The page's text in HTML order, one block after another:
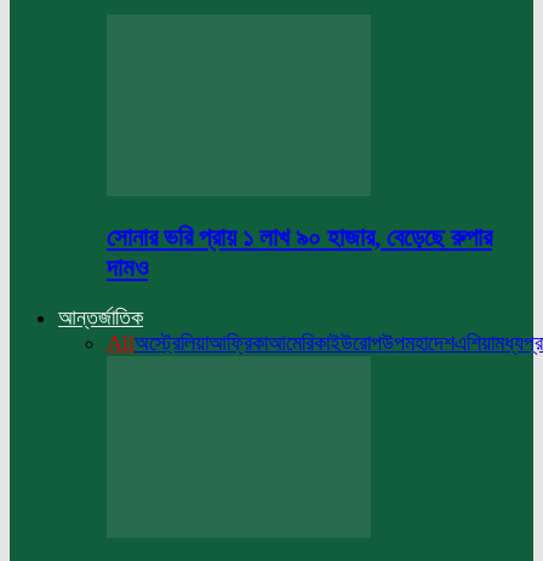
সোনার ভরি প্রায় ১ লাখ ৯০ হাজার, বেড়েছে রুপার
দামও
আন্তর্জাতিক
Allঅস্ট্রেলিয়াআফ্রিকাআমেরিকাইউরোপউপমহাদেশএশিয়া